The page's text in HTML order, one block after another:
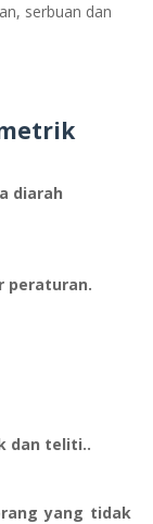
serbuan dan
diarah
peraturan.
dan teliti..
yang tidak